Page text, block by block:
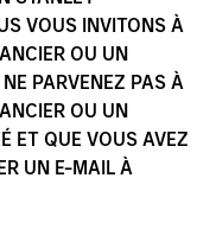
VOUS INVITONS À
OU UN
PARVENEZ PAS À
OU UN
ET QUE VOUS AVEZ
UN E-MAIL À